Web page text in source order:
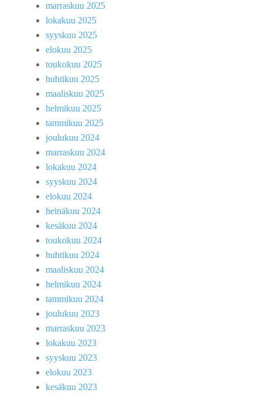
marraskuu 2025
lokakuu 2025
syyskuu 2025
elokuu 2025
toukokuu 2025
huhtikuu 2025
maaliskuu 2025
helmikuu 2025
tammikuu 2025
joulukuu 2024
marraskuu 2024
lokakuu 2024
syyskuu 2024
elokuu 2024
heinäkuu 2024
kesäkuu 2024
toukokuu 2024
huhtikuu 2024
maaliskuu 2024
helmikuu 2024
tammikuu 2024
joulukuu 2023
marraskuu 2023
lokakuu 2023
syyskuu 2023
elokuu 2023
kesäkuu 2023